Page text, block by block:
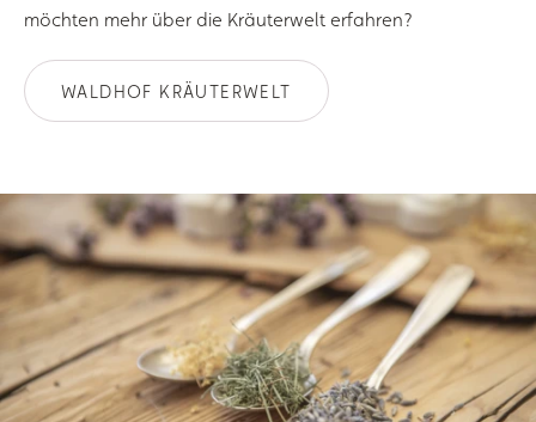
möchten mehr über die Kräuterwelt erfahren?
WALDHOF KRÄUTERWELT